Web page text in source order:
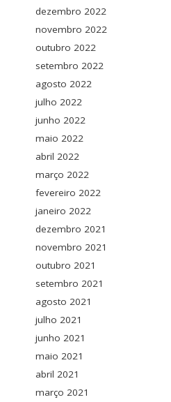
dezembro 2022
novembro 2022
outubro 2022
setembro 2022
agosto 2022
julho 2022
junho 2022
maio 2022
abril 2022
março 2022
fevereiro 2022
janeiro 2022
dezembro 2021
novembro 2021
outubro 2021
setembro 2021
agosto 2021
julho 2021
junho 2021
maio 2021
abril 2021
março 2021